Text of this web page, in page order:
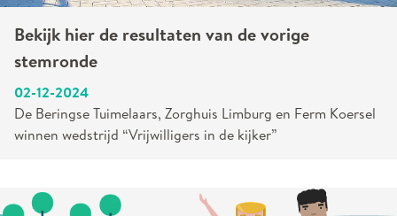
Bekijk hier de resultaten van de vorige
stemronde
02-12-2024
De Beringse Tuimelaars, Zorghuis Limburg en Ferm Koersel
winnen wedstrijd “Vrijwilligers in de kijker”